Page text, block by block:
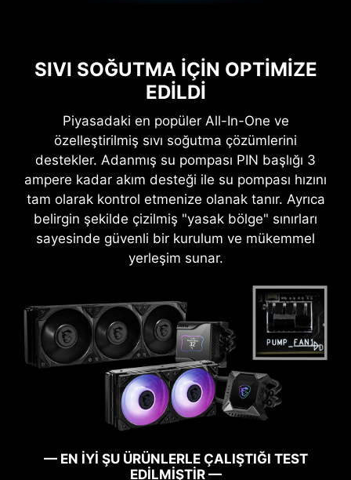
SIVI SOĞUTMA İÇİN OPTİMİZE
EDİLDİ
Piyasadaki en popüler All-In-One ve
özelleştirilmiş sıvı soğutma çözümlerini
destekler. Adanmış su pompası PIN başlığı 3
ampere kadar akım desteği ile su pompası hızını
tam olarak kontrol etmenize olanak tanır. Ayrıca
belirgin şekilde çizilmiş "yasak bölge" sınırları
sayesinde güvenli bir kurulum ve mükemmel
yerleşim sunar.
— EN İYİ ŞU ÜRÜNLERLE ÇALIŞTIĞI TEST
EDİLMİŞTİR —
BIOS yazılımını güncellerken şansınız yaver